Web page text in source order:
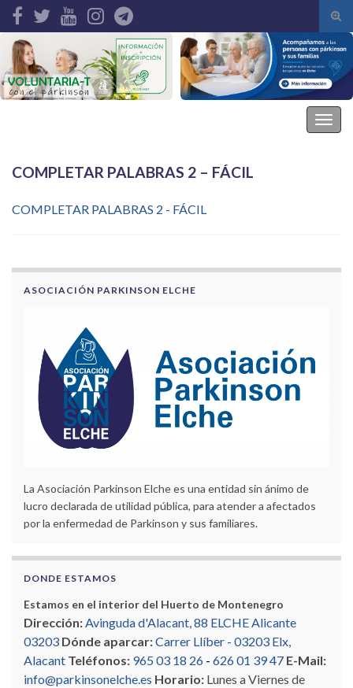
de
Search for:
COMPLETAR PALABRAS 2 – FÁCIL
COMPLETAR PALABRAS 2 - FÁCIL
ASOCIACIÓN PARKINSON ELCHE
La Asociación Parkinson Elche es una entidad sin ánimo de
lucro declarada de utilidad pública, para atender a afectados
por la enfermedad de Parkinson y sus familiares.
DONDE ESTAMOS
Estamos en el interior del Huerto de Montenegro
Dirección:Avinguda d'Alacant, 88 ELCHE Alicante
03203 Dónde aparcar:Carrer Llíber - 03203 Elx,
Alacant Teléfonos: 965 03 18 26 - 626 01 39 47 E-Mail:
info@parkinsonelche.es Horario: Lunes a Viernes de